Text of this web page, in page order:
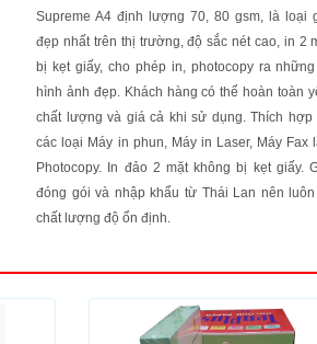
Supreme A4 định lượng 70, 80 gsm, là loại
đẹp nhất trên thị trường, độ sắc nét cao, in 2
bị kẹt giấy, cho phép in, photocopy ra
hình ảnh đẹp. Khách hàng có thể hoàn toàn
chất lượng và giá cả khi sử dụng. Thích hợp
các loại Máy in phun, Máy in Laser, Máy Fax
Photocopy. In đảo 2 mặt không bị kẹt giấy.
đóng gói và nhập khẩu từ Thái Lan nên
chất lượng độ ổn định.